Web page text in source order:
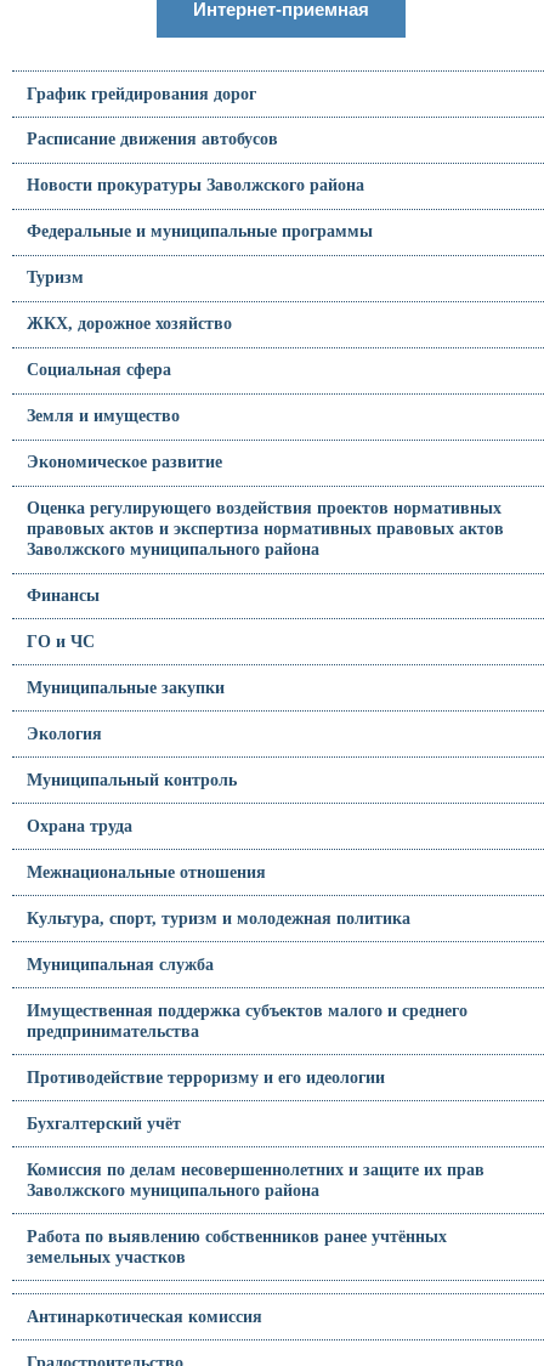
Интернет-приемная
График грейдирования дорог
Расписание движения автобусов
Новости прокуратуры Заволжского района
Федеральные и муниципальные программы
Туризм
ЖКХ, дорожное хозяйство
Социальная сфера
Земля и имущество
Экономическое развитие
Оценка регулирующего воздействия проектов нормативных
правовых актов и экспертиза нормативных правовых актов
Заволжского муниципального района
Финансы
ГО и ЧС
Муниципальные закупки
Экология
Муниципальный контроль
Охрана труда
Межнациональные отношения
Культура, спорт, туризм и молодежная политика
Муниципальная служба
Имущественная поддержка субъектов малого и среднего
предпринимательства
Противодействие терроризму и его идеологии
Бухгалтерский учёт
Комиссия по делам несовершеннолетних и защите их прав
Заволжского муниципального района
Работа по выявлению собственников ранее учтённых
земельных участков
Антинаркотическая комиссия